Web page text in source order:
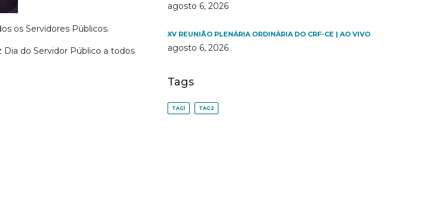
os Servidores Públicos.
Dia do Servidor Público a todos
agosto 6, 2026
XV REUNIÃO PLENÁRIA ORDINÁRIA DO CRF-CE | AO VIVO
agosto 6, 2026
Tags
TAG1 TAG2